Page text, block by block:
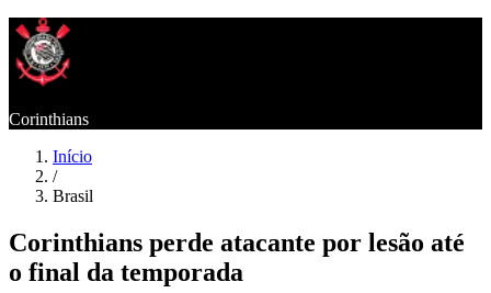
Corinthians
Início
/
Brasil
Corinthians perde atacante por lesão até
o final da temporada